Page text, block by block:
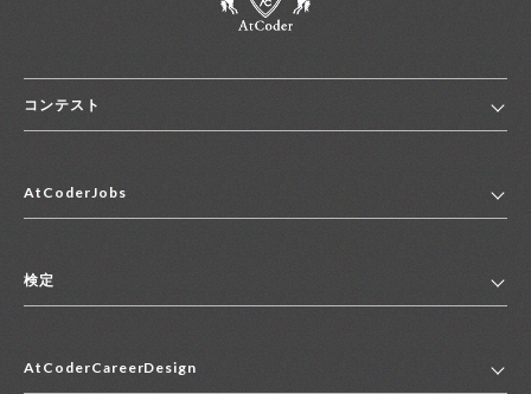
コンテスト
コンテスト一覧
便利リンク集
AtCoderJobs
2027年新卒採用求人一覧
中途採用求人一覧
検定
マイページ
AtCoderCareerDesign